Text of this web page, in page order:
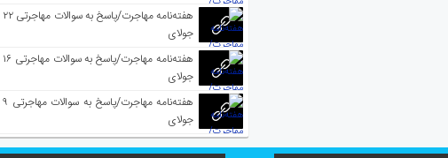
هفته‌نامه مهاجرت/پاسخ به سوالات مهاجرتی ۲۲
جولای
هفته‌نامه مهاجرت/پاسخ به سوالات مهاجرتی ۱۶
جولای
هفته‌نامه مهاجرت/پاسخ به سوالات مهاجرتی ۹
جولای